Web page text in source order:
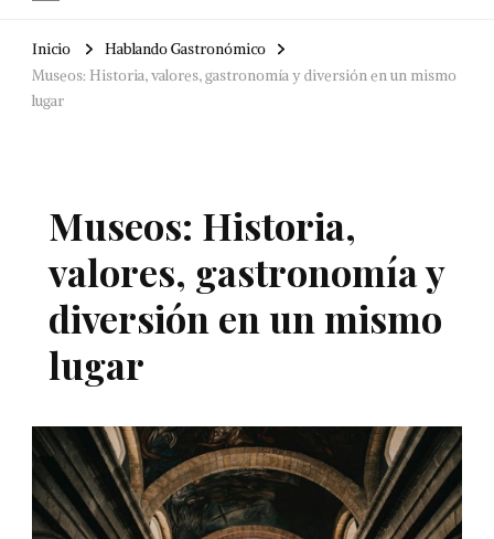
Inicio
Hablando Gastronómico
Museos: Historia, valores, gastronomía y diversión en un mismo
lugar
Museos: Historia,
valores, gastronomía y
diversión en un mismo
lugar